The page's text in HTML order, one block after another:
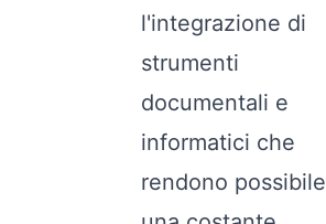
l'integrazione di
strumenti
documentali e
informatici che
rendono possibile